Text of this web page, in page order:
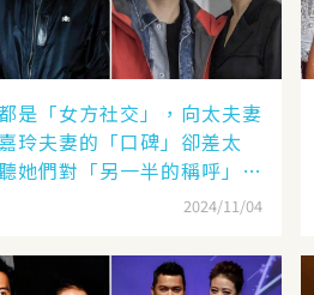
是「女方社交」，向太夫妻
玲夫妻的「口碑」卻差太
她們對「另一半的稱呼」就
2024/11/04